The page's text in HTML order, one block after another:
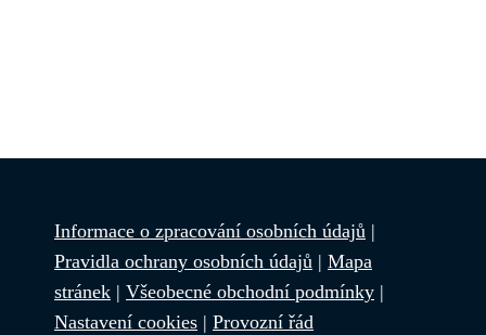
Informace o zpracování osobních údajů |
Pravidla ochrany osobních údajů | Mapa
stránek | Všeobecné obchodní podmínky |
Nastavení cookies | Provozní řád